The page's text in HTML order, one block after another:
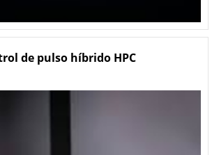
de pulso híbrido HPC